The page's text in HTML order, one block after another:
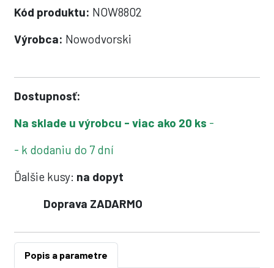
Kód produktu: NOW8802
Výrobca: Nowodvorski
Dostupnosť:
Na sklade u výrobcu - viac ako 20 ks -
- k dodaniu do 7 dní
Ďalšie kusy: na dopyt
Doprava ZADARMO
Popis a parametre